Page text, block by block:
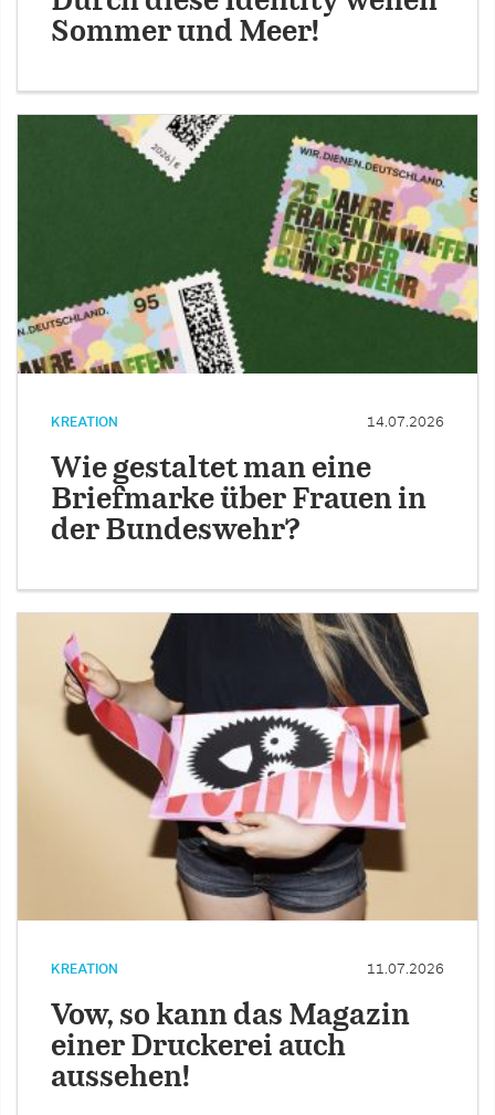
Sommer und Meer!
KREATION 14.07.2026
Wie gestaltet man eine
Briefmarke über Frauen in
der Bundeswehr?
KREATION 11.07.2026
Vow, so kann das Magazin
einer Druckerei auch
aussehen!